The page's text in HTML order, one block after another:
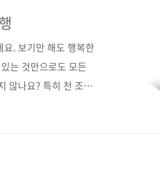
도시 곳곳을 직접 걸
. 보기만 해도 행복한
는 것만으로도 모든
않나요? 특히 천 조각
는 인형을 보면, 다
로 활동 중인 작가